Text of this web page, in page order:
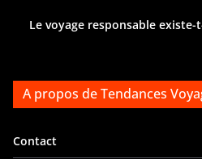
Le voyage responsable
A propos de Tendances
Contact